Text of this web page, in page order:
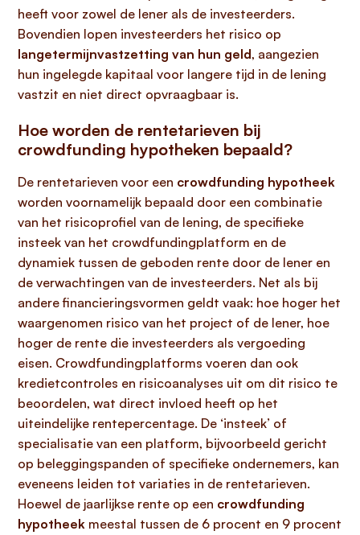
heeft voor zowel de lener als de investeerders.
Bovendien lopen investeerders het risico op
langetermijnvastzetting van hun geld, aangezien
hun ingelegde kapitaal voor langere tijd in de lening
vastzit en niet direct opvraagbaar is.
Hoe worden de rentetarieven bij
crowdfunding hypotheken bepaald?
De rentetarieven voor een crowdfunding hypotheek
worden voornamelijk bepaald door een combinatie
van het risicoprofiel van de lening, de specifieke
insteek van het crowdfundingplatform en de
dynamiek tussen de geboden rente door de lener en
de verwachtingen van de investeerders. Net als bij
andere financieringsvormen geldt vaak: hoe hoger het
waargenomen risico van het project of de lener, hoe
hoger de rente die investeerders als vergoeding
eisen. Crowdfundingplatforms voeren dan ook
kredietcontroles en risicoanalyses uit om dit risico te
beoordelen, wat direct invloed heeft op het
uiteindelijke rentepercentage. De ‘insteek’ of
specialisatie van een platform, bijvoorbeeld gericht
op beleggingspanden of specifieke ondernemers, kan
eveneens leiden tot variaties in de rentetarieven.
Hoewel de jaarlijkse rente op een crowdfunding
hypotheek meestal tussen de 6 procent en 9 procent